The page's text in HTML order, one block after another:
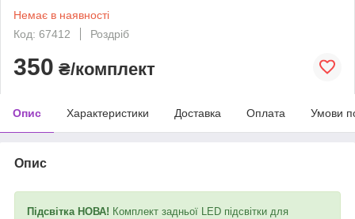
Немає в наявності
Код: 67412
Роздріб
350 ₴/комплект
Опис Характеристики Доставка Оплата Умови
Опис
Підсвітка НОВА! Комплект задньої LED підсвітки для